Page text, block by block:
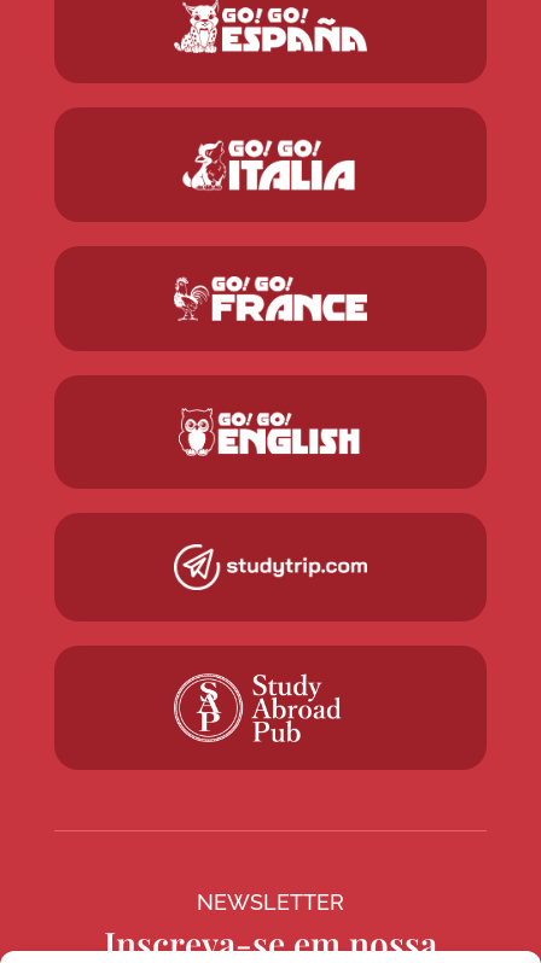
NEWSLETTER
Inscreva-se em nossa